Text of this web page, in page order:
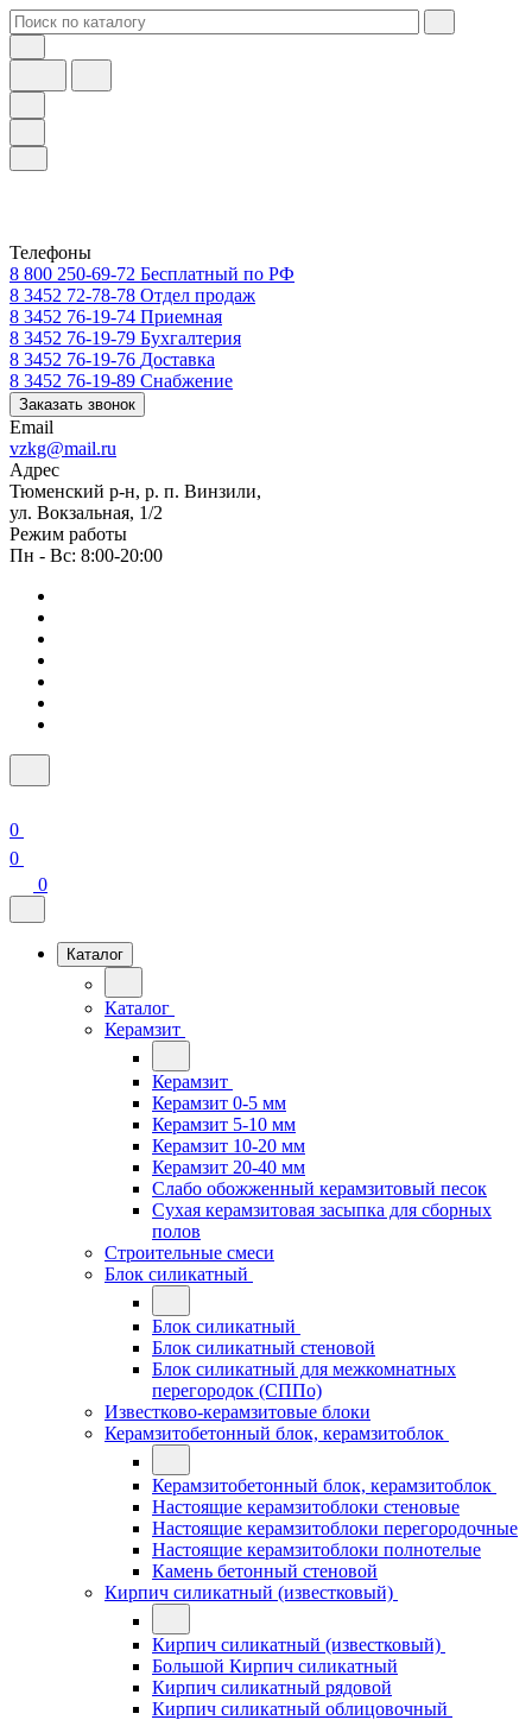
Телефоны
8 800 250-69-72 Бесплатный по РФ
8 3452 72-78-78 Отдел продаж
8 3452 76-19-74 Приемная
8 3452 76-19-79 Бухгалтерия
8 3452 76-19-76 Доставка
8 3452 76-19-89 Снабжение
Заказать звонок
Email
vzkg@mail.ru
Адрес
Тюменский р-н, р. п. Винзили,
ул. Вокзальная, 1/2
Режим работы
Пн - Вс: 8:00-20:00
0
0
0
Каталог
Каталог
Керамзит
Керамзит
Керамзит 0-5 мм
Керамзит 5-10 мм
Керамзит 10-20 мм
Керамзит 20-40 мм
Слабо обожженный керамзитовый песок
Сухая керамзитовая засыпка для сборных
полов
Строительные смеси
Блок силикатный
Блок силикатный
Блок силикатный стеновой
Блок силикатный для межкомнатных
перегородок (СППо)
Известково-керамзитовые блоки
Керамзитобетонный блок, керамзитоблок
Керамзитобетонный блок, керамзитоблок
Настоящие керамзитоблоки стеновые
Настоящие керамзитоблоки перегородочные
Настоящие керамзитоблоки полнотелые
Камень бетонный стеновой
Кирпич силикатный (известковый)
Кирпич силикатный (известковый)
Большой Кирпич силикатный
Кирпич силикатный рядовой
Кирпич силикатный облицовочный